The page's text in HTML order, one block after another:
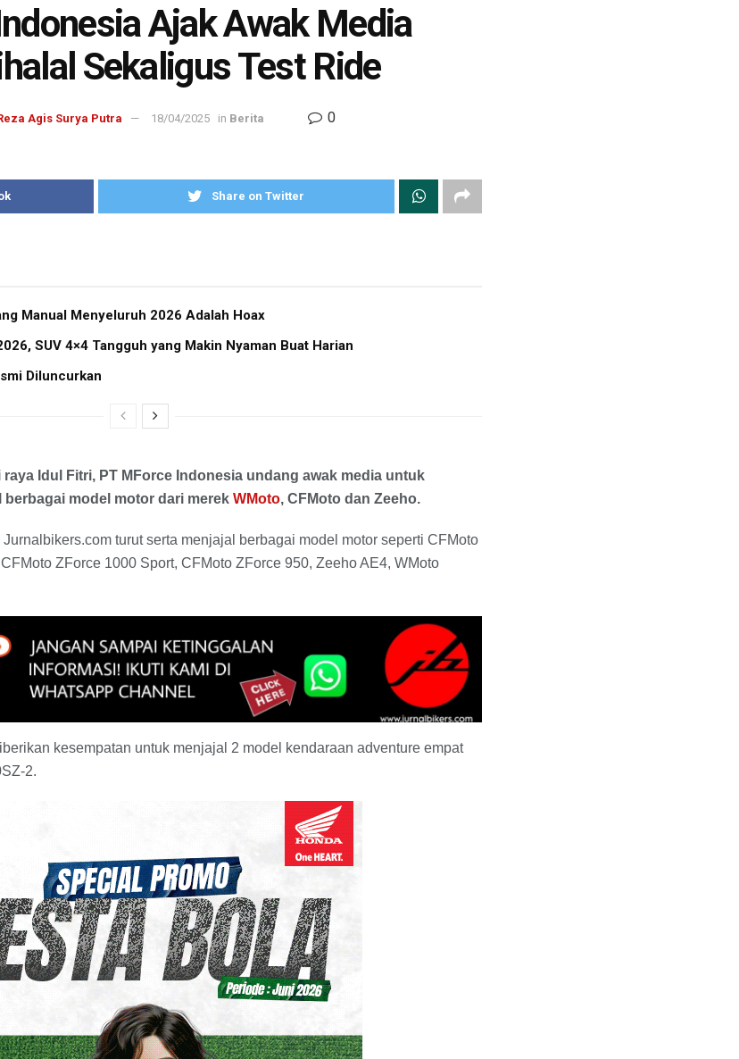
Ajak Awak Media
Sekaligus Test Ride
Agis Surya Putra 18/04/2025 in Berita 0
Share on Twitter
Manual Menyeluruh 2026 Adalah Hoax
SUV 4×4 Tangguh yang Makin Nyaman Buat Harian
Diluncurkan
Idul Fitri, PT MForce Indonesia undang awak media untuk
model motor dari merek WMoto, CFMoto dan Zeeho.
turut serta menjajal berbagai model motor seperti CFMoto
ZForce 1000 Sport, CFMoto ZForce 950, Zeeho AE4, WMoto
kesempatan untuk menjajal 2 model kendaraan adventure empat
2.